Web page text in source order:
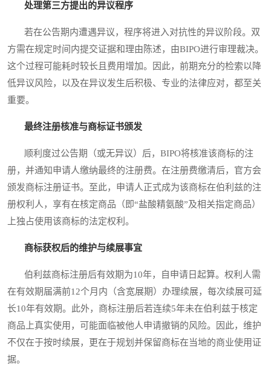
处理第三方提出的异议程序
若在公告期内遭遇异议，程序将进入对抗性的异议阶段。双
方需在规定时间内提交证据和理由陈述，由BIPO进行审理裁决。
这个过程可能耗时较长且费用增加。因此，前期充分的检索以降
低异议风险，以及在异议发生后积极、专业的法律应对，都至关
重要。
最终注册核准与商标证书颁发
顺利度过公告期（或无异议）后，BIPO将核准该商标的注
册，并通知申请人缴纳最终的注册费。在注册费缴清后，官方会
颁发商标注册证书。至此，申请人正式成为该商标在伯利兹的注
册权利人，享有在核定商品（即“盐酸精氨酸”及相关指定商品）
上独占使用该商标的法定权利。
商标获权后的维护与续展事宜
伯利兹商标注册后有效期为10年，自申请日起算。权利人需
在有效期届满前12个月内（含宽展期）办理续展，每次续展可延
长10年有效期。此外，商标注册后若连续5年未在伯利兹于核定
商品上真实使用，可能面临被他人申请撤销的风险。因此，维护
不仅在于按时续展，更在于规划并保留商标在当地的商业使用证
据。